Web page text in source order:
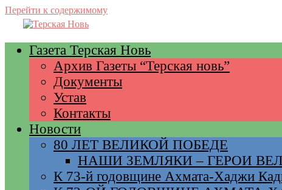
Перейти к содержимому
Газета Терская Новь
Архив Газеты “Терская новь”
Документы
Устав
Контакты
Новости
80 ЛЕТ ВЕЛИКОЙ ПОБЕДЕ
НАШИ ЗЕМЛЯКИ – ГЕРОИ
К 73-й годовщине Ахмата-Хаджи